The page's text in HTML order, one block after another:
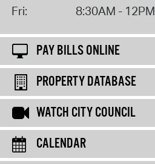
Fri: 8:30AM - 12PM
PAY BILLS ONLINE
PROPERTY DATABASE
WATCH CITY COUNCIL
CALENDAR